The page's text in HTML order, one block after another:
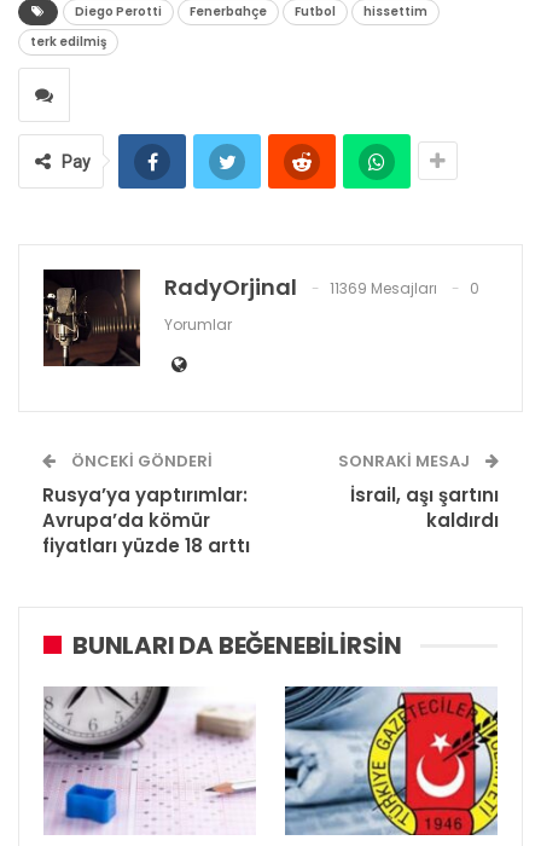
Diego Perotti Fenerbahçe Futbol
hissettim
terk edilmiş
Pay
RadyOrjinal 11369 Mesajları
0
Yorumlar
ÖNCEKI GÖNDERI
Rusya’ya yaptırımlar:
Avrupa’da kömür
fiyatları yüzde 18 arttı
SONRAKI MESAJ
İsrail, aşı şartını
kaldırdı
BUNLARI DA BEĞENEBILIRSIN